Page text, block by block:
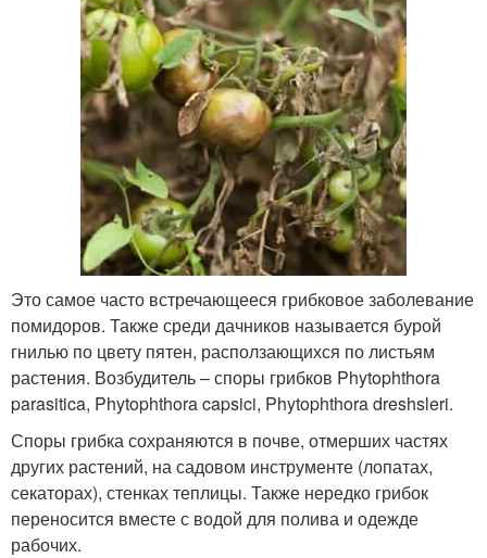
Это самое часто встречающееся грибковое заболевание
помидоров. Также среди дачников называется бурой
гнилью по цвету пятен, расползающихся по листьям
растения. Возбудитель – споры грибков Phytophthora
parasitica, Phytophthora capsici, Phytophthora dreshsleri.
Споры грибка сохраняются в почве, отмерших частях
других растений, на садовом инструменте (лопатах,
секаторах), стенках теплицы. Также нередко грибок
переносится вместе с водой для полива и одежде
рабочих.